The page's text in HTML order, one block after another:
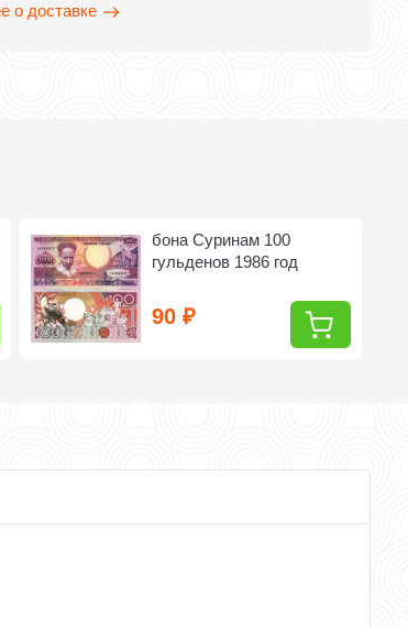
о доставке
бона Суринам 100
гульденов 1986 год
90₽